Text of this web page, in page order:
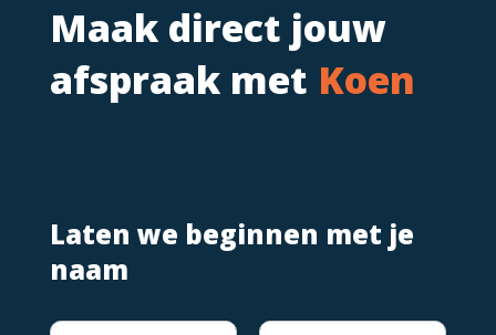
Maak direct jouw
afspraak met Koen
Laten we beginnen met je
naam